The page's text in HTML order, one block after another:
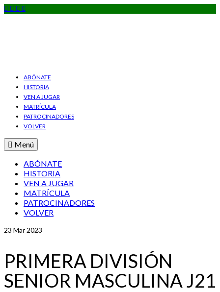
ABÓNATE
HISTORIA
VEN A JUGAR
MATRÍCULA
PATROCINADORES
VOLVER
Menú
ABÓNATE
HISTORIA
VEN A JUGAR
MATRÍCULA
PATROCINADORES
VOLVER
23 Mar 2023
PRIMERA DIVISIÓN
SENIOR MASCULINA J21